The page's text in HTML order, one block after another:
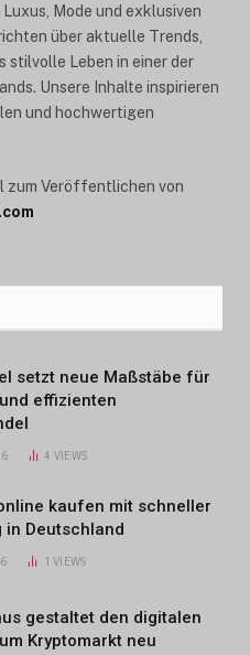
Mode und exklusiven
über aktuelle Trends,
stilvolle Leben in einer der
Unsere Inhalte inspirieren
und hochwertigen
zum Veröffentlichen von
setzt neue Maßstäbe für
effizienten
4 VIEWS
kaufen mit schneller
in Deutschland
1VIEWS
gestaltet den digitalen
Kryptomarkt neu